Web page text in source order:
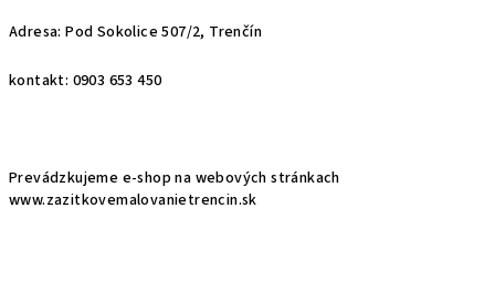
Adresa: Pod Sokolice 507/2, Trenčín
kontakt: 0903 653 450
Prevádzkujeme e-shop na webových stránkach
www.zazitkovemalovanietrencin.sk